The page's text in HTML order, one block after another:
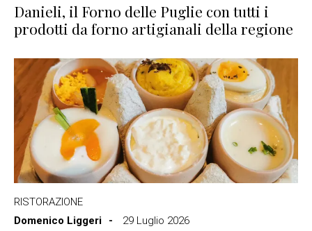
Danieli, il Forno delle Puglie con tutti i
prodotti da forno artigianali della regione
RISTORAZIONE
Domenico Liggeri
29 Luglio 2026